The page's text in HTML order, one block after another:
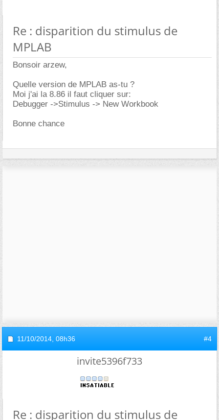
Re : disparition du stimulus de
MPLAB
Bonsoir arzew,
Quelle version de MPLAB as-tu ?
Moi j'ai la 8.86 il faut cliquer sur:
Debugger ->Stimulus -> New Workbook
Bonne chance
11/10/2014, 08h36 #4
invite5396f733
Re : disparition du stimulus de